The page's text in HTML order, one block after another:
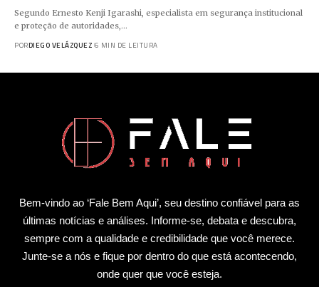
Segundo Ernesto Kenji Igarashi, especialista em segurança institucional
e proteção de autoridades,…
PORDIEGO VELÁZQUEZ 6 MIN DE LEITURA
Bem-vindo ao ‘Fale Bem Aqui’, seu destino confiável para as
últimas notícias e análises. Informe-se, debata e descubra,
sempre com a qualidade e credibilidade que você merece.
Junte-se a nós e fique por dentro do que está acontecendo,
onde quer que você esteja.